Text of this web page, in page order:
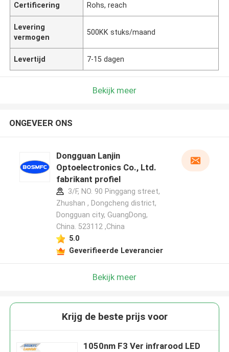
Certificering Rohs, reach
Levering
vermogen
500KK stuks/maand
Levertijd 7-15 dagen
Bekijk meer
ONGEVEER ONS
Dongguan Lanjin
Optoelectronics Co., Ltd.
fabrikant profiel
3/F, NO. 90 Pinggang street,
Zhushan , Dongcheng district,
Dongguan city, GuangDong,
China. 523112 ,China
5.0
Geverifieerde Leverancier
Bekijk meer
Krijg de beste prijs voor
1050nm F3 Ver infrarood LED